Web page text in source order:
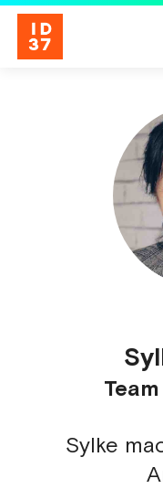
Sylke